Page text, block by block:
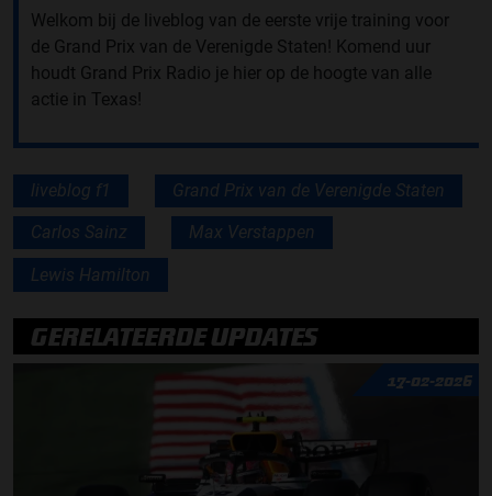
Welkom bij de liveblog van de eerste vrije training voor
de Grand Prix van de Verenigde Staten! Komend uur
houdt Grand Prix Radio je hier op de hoogte van alle
actie in Texas!
liveblog f1 Grand Prix van de Verenigde Staten
Carlos Sainz Max Verstappen
Lewis Hamilton
GERELATEERDE UPDATES
17-02-2026